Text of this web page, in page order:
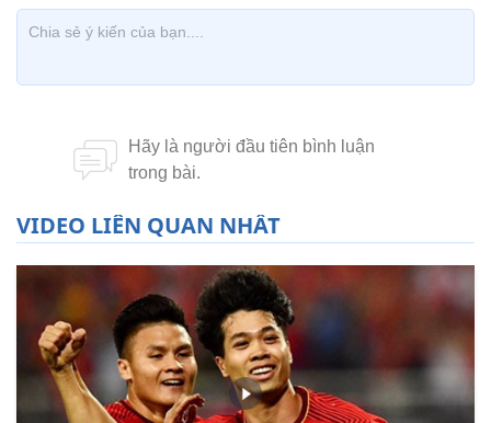
VIDEO LIÊN QUAN NHẤT